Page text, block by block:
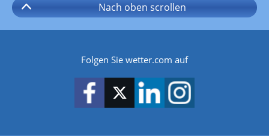
Nach oben scrollen
Folgen Sie wetter.com auf